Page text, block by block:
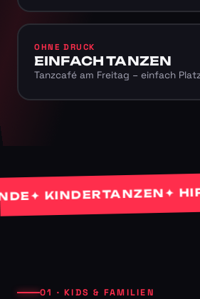
OHNE DRUCK
EINFACH TANZEN
Tanzcafé am Freitag – einfach
KINDERTANZEN✦ HIP
01 · KIDS & FAMILIEN